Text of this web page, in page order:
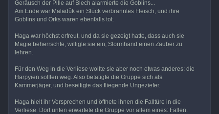
Geräusch der Pille auf Blech alarmierte die Goblins...
Am Ende war Maladûk ein Stück verbranntes Fleisch, und ihre
Goblins und Orks waren ebenfalls tot.
Haga war höchst erfreut, und da sie gezeigt hatte, dass auch sie
Magie beherrschte, willigte sie ein, Stormhand einen Zauber zu
lehren.
Für den Weg in die Verliese wollte sie aber noch etwas anderes: die
Harpyien sollten weg. Also betätigte die Gruppe sich als
Kammerjäger, und beseitigte das fliegende Ungeziefer.
Haga hielt ihr Versprechen und öffnete ihnen die Falltüre in die
Verliese. Dort unten erwartete die Gruppe vor allem eines: Fallen.